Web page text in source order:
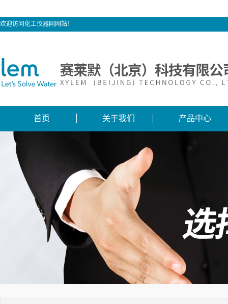
欢迎访问化工仪器网网站！
首页 关于我们 产品中心